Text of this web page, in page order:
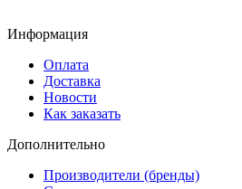
Информация
Оплата
Доставка
Новости
Как заказать
Дополнительно
Производители (бренды)